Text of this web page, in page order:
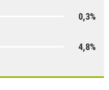
0,3%
4,8%